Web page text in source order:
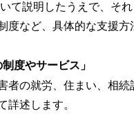
て説明したうえで、そ
度など、具体的な支援方
度やサービス」
者の就労、住まい、相
詳述します。